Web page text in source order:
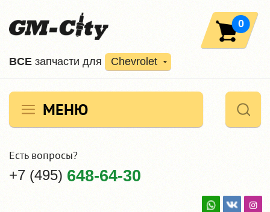
ВCE запчасти для Chevrolet
0
МЕНЮ
Есть вопросы?
+7 (495) 648-64-30